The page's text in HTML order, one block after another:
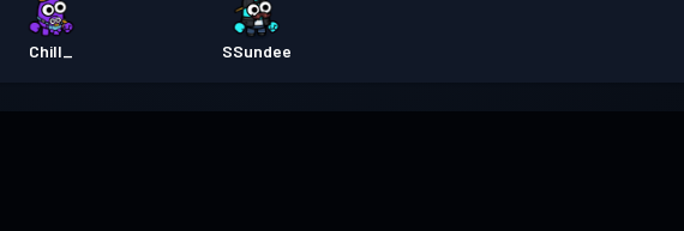
Chill_ SSundee